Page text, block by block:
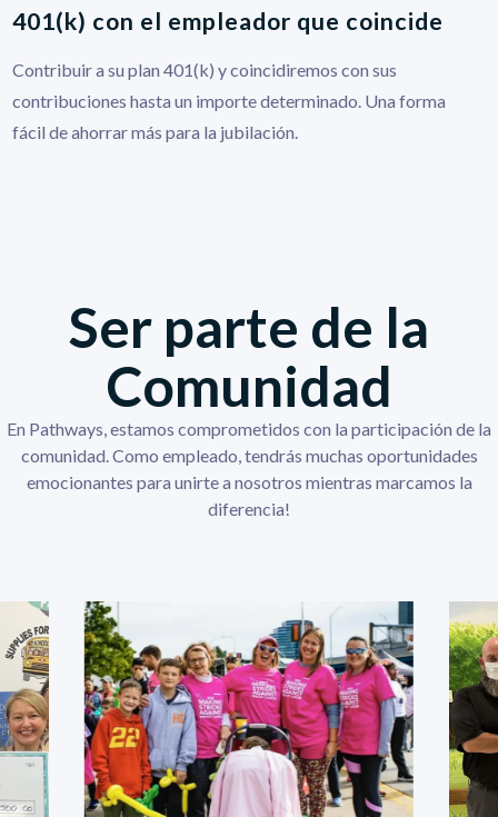
401(k) con el empleador que coincide
Contribuir a su plan 401(k) y coincidiremos con sus
contribuciones hasta un importe determinado. Una forma
fácil de ahorrar más para la jubilación.
Ser parte de la
Comunidad
En Pathways, estamos comprometidos con la participación de la
comunidad. Como empleado, tendrás muchas oportunidades
emocionantes para unirte a nosotros mientras marcamos la
diferencia!